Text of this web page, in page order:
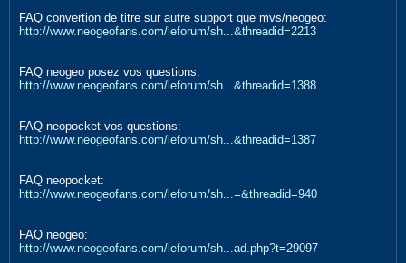
FAQ convertion de titre sur autre support que mvs/neogeo:
http://www.neogeofans.com/leforum/sh...&threadid=2213
FAQ neogeo posez vos questions:
http://www.neogeofans.com/leforum/sh...&threadid=1388
FAQ neopocket vos questions:
http://www.neogeofans.com/leforum/sh...&threadid=1387
FAQ neopocket:
http://www.neogeofans.com/leforum/sh...=&threadid=940
FAQ neogeo:
http://www.neogeofans.com/leforum/sh...ad.php?t=29097